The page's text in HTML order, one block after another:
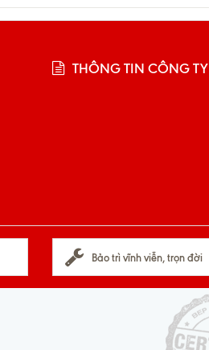
THÔNG TIN CÔNG TY
Bảo trì vĩnh viễn, trọn đời